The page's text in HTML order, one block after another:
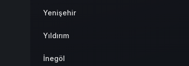
Yenişehir
Yıldırım
İnegöl